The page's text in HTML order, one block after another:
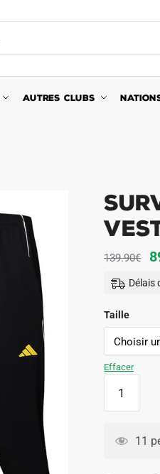
AUTRES CLUBS
139.90€
Délais
Taille
Effacer
Real
11